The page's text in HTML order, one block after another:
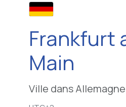
Frankfurt
Main
Ville dans Allemagne